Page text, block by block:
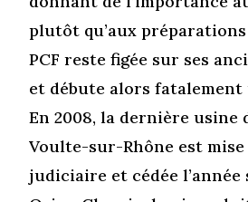
plutôt qu’aux
PCF reste figée sur ses
et débute alors
En 2008, la dernière usine
Voulte-sur-Rhône est
judiciaire et cédée